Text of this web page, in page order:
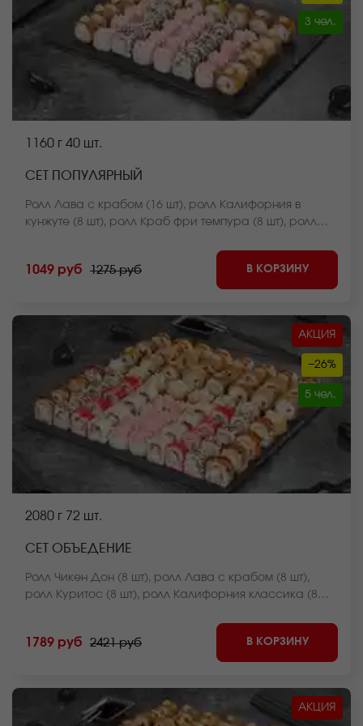
3 чел.
1160 г 40 шт.
СЕТ ПОПУЛЯРНЫЙ
Ролл Лава с крабом (16 шт), ролл Калифорния в
кунжуте (8 шт), ролл Краб фри темпура (8 шт), ролл
1049 руб 1275 руб В КОРЗИНУ
АКЦИЯ
−26%
5 чел.
2080 г 72 шт.
СЕТ ОБЪЕДЕНИЕ
Ролл Чикен Дон (8 шт), ролл Лава с крабом (8 шт),
ролл Куритос (8 шт), ролл Калифорния классика (8
темпура (8 шт), ролл Оливье темпура (8 шт), ролл
Калифорния темпура (8 шт), ролл Мистер крабс
запеченный (8 шт) *Внешний вид блюда может
1789 руб 2421 руб В КОРЗИНУ
АКЦИЯ